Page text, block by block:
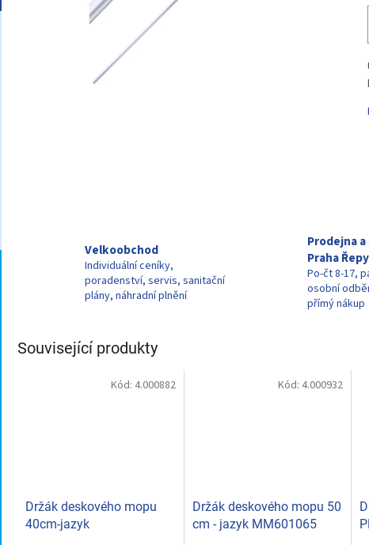
Velkoobchod
Individuální ceníky,
poradenství, servis, sanitační
plány, náhradní plnění
Prodejna
Praha Řepy
Po-čt 8-17,
osobní
přímý nákup
Související produkty
Držák deskového mopu
40cm-jazyk
Kód: 4.000882
Držák deskového mopu 50
cm - jazyk MM601065
Kód: 4.000932